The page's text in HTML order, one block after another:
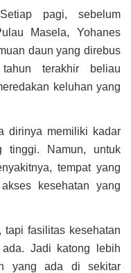
pagi, sebelum
Masela, Yohanes
daun yang direbus
terakhir beliau
keluhan yang
dirinya memiliki kadar
tinggi. Namun, untuk
tempat yang
kesehatan yang
tapi fasilitas kesehatan
Jadi katong lebih
yang ada di sekitar